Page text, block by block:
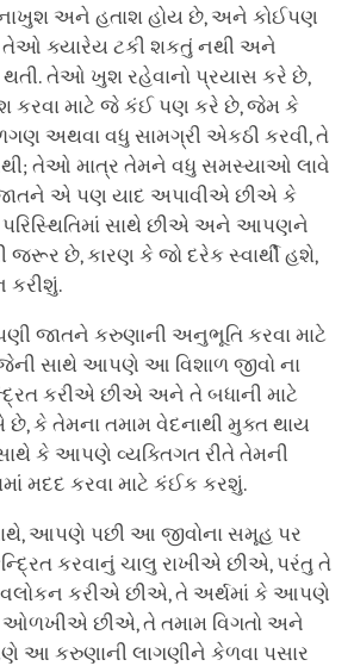
અને હતાશ હોય છે, અને કોઈપણ
ક્યારેય ટકી શકતું નથી અને
થતી. તેઓ ખુશ રહેવાનો પ્રયાસ કરે છે,
કરવા માટે જે કંઈ પણ કરે છે, જેમ કે
અથવા વધુ સામગ્રી એકઠી કરવી, તે
તેઓ માત્ર તેમને વધુ સમસ્યાઓ લાવે
એ પણ યાદ અપાવીએ છીએ કે
સાથે છીએ અને આપણને
છે, કારણ કે જો દરેક સ્વાર્થી હશે,
જાતને કરુણાની અનુભૂતિ કરવા માટે
સાથે આપણે આ વિશાળ જીવો ના
કરીએ છીએ અને તે બધાની માટે
છે, કે તેમના તમામ વેદનાથી મુક્ત થાય
કે આપણે વ્યક્તિગત રીતે તેમની
મદદ કરવા માટે કંઈક કરશું.
આપણે પછી આ જીવોના સમૂહ પર
કરવાનું ચાલુ રાખીએ છીએ, પરંતુ તે
કરીએ છીએ, તે અર્થમાં કે આપણે
છીએ, તે તમામ વિગતો અને
આ કરુણાની લાગણીને કેળવા પસાર